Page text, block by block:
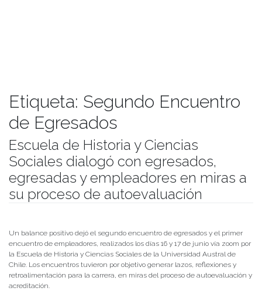
Etiqueta: Segundo Encuentro
de Egresados
Escuela de Historia y Ciencias
Sociales dialogó con egresados,
egresadas y empleadores en miras a
su proceso de autoevaluación
Un balance positivo dejó el segundo encuentro de egresados y el primer
encuentro de empleadores, realizados los días 16 y 17 de junio vía zoom por
la Escuela de Historia y Ciencias Sociales de la Universidad Austral de
Chile. Los encuentros tuvieron por objetivo generar lazos, reflexiones y
retroalimentación para la carrera, en miras del proceso de autoevaluación y
acreditación.